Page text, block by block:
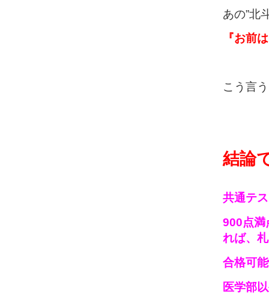
あの”北
『お前
こう言
結論
共通テ
900点満
れば、
合格可
医学部